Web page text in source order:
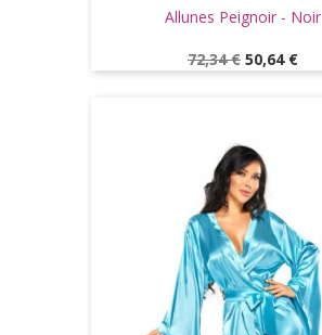
Allunes Peignoir - Noir
Prix
72,34 € Prix
50,64 €